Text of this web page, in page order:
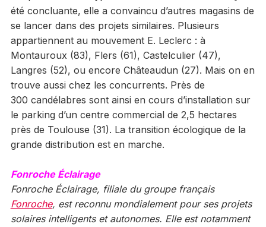
été concluante, elle a convaincu d’autres magasins de
se lancer dans des projets similaires. Plusieurs
appartiennent au mouvement E. Leclerc : à
Montauroux (83), Flers (61), Castelculier (47),
Langres (52), ou encore Châteaudun (27). Mais on en
trouve aussi chez les concurrents. Près de
300 candélabres sont ainsi en cours d’installation sur
le parking d’un centre commercial de 2,5 hectares
près de Toulouse (31). La transition écologique de la
grande distribution est en marche.
Fonroche Éclairage
Fonroche Éclairage, filiale du groupe français
Fonroche, est reconnu mondialement pour ses projets
solaires intelligents et autonomes. Elle est notamment